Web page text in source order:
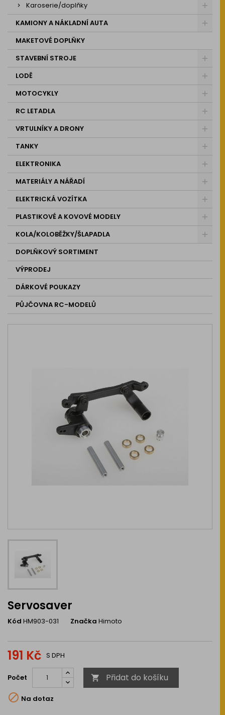
Karoserie/doplňky
KAMIONY A NÁKLADNÍ AUTA
MAKETOVÉ DOPLŇKY
STAVEBNÍ STROJE
LODĚ
MOTOCYKLY
RC LETADLA
VRTULNÍKY A DRONY
TANKY
ELEKTRONIKA
MATERIÁLY A NÁŘADÍ
ELEKTRICKÁ VOZÍTKA
PLASTIKOVÉ A KOVOVÉ MODELY
KOLA/KOLOBĚŽKY/ŠLAPADLA
DOPLŇKOVÝ SORTIMENT
VÝPRODEJ
DÁRKOVÉ POUKAZY
PŮJČOVNA RC-MODELŮ
Servosaver
Kód HM903-031 Značka Himoto
191 Kč S DPH
Počet  Přidat do košíku
 Na dotaz